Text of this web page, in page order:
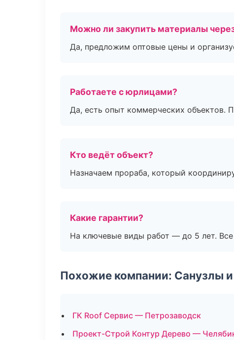
Можно ли закупить материалы
Да, предложим оптовые цены и
Работаете с юрлицами?
Да, есть опыт коммерческих объектов.
Кто ведёт объект?
Назначаем прораба, который
Какие гарантии?
На ключевые виды работ — до 5 лет.
Похожие компании: Санузлы
ГК Roof Сервис — Петрозаводск
Проект-Строй Контур Дерево —